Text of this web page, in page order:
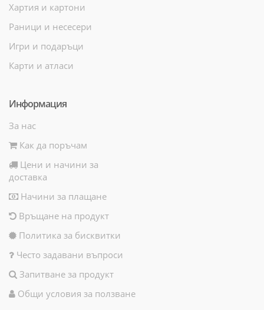
Хартия и картони
Раници и несесери
Игри и подаръци
Карти и атласи
Информация
За нас
Как да поръчам
Цени и начини за
доставка
Начини за плащане
Връщане на продукт
Политика за бисквитки
Често задавани въпроси
Запитване за продукт
Общи условия за ползване